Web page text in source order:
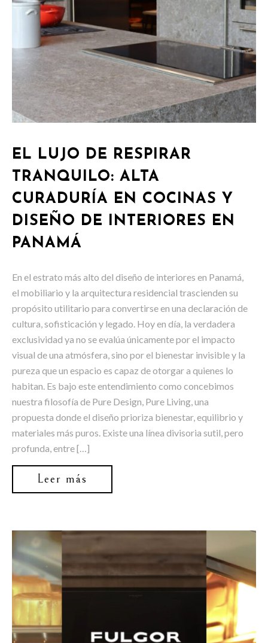
EL LUJO DE RESPIRAR
TRANQUILO: ALTA
CURADURÍA EN COCINAS Y
DISEÑO DE INTERIORES EN
PANAMÁ
En el estrato más alto del diseño de interiores en Panamá,
el mobiliario y la arquitectura residencial trascienden su
propósito utilitario para convertirse en una declaración de
cultura, sofisticación y legado. Hoy en día, la verdadera
exclusividad ya no se evalúa únicamente por el impacto
visual de una atmósfera, sino por el bienestar invisible y la
pureza que un espacio es capaz de otorgar a quienes lo
habitan. Es bajo este entendimiento como concebimos
nuestra filosofía de Pure Design, Pure Living, una
propuesta donde el diseño prioriza bienestar, equilibrio y
materiales más puros. Existe una línea divisoria sutil, pero
profunda, entre […]
Leer más